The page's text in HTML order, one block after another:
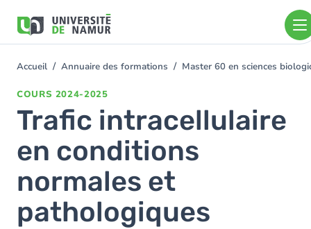
contenu
You
Accueil Annuaire des formations Master 60 en sciences
COURS 2024-2025
Trafic intracellulaire
en conditions
normales et
pathologiques